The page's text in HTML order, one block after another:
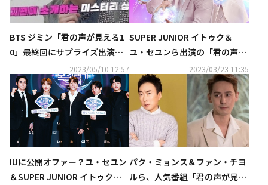
BTS ジミン「君の声が見える1
0」最終回にサプライズ出演！
MeloManceの登場にも期待
（動画あり）
2023/05/10 12:57
SUPER JUNIOR イトゥク＆
ユ・セユンら出演の「君の声が
見える10」5月28日よりMnet
にて日本初放送＆配信が決定
2023/03/23 11:35
IUに公開オファー？ユ・セユン
＆SUPER JUNIOR イトゥクら
パク・ミョンス＆ファン・チヨ
ルら、人気番組「君の声が見え